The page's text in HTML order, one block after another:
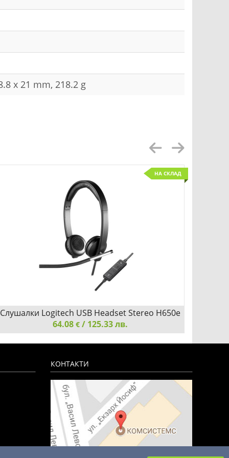
x 21 mm, 218.2 g
НА СКЛАД
Добави Сравни
Слушалки Logitech USB Headset Stereo H650e
981-000519
64.08 €/ 125.33 лв.
КОНТАКТИ